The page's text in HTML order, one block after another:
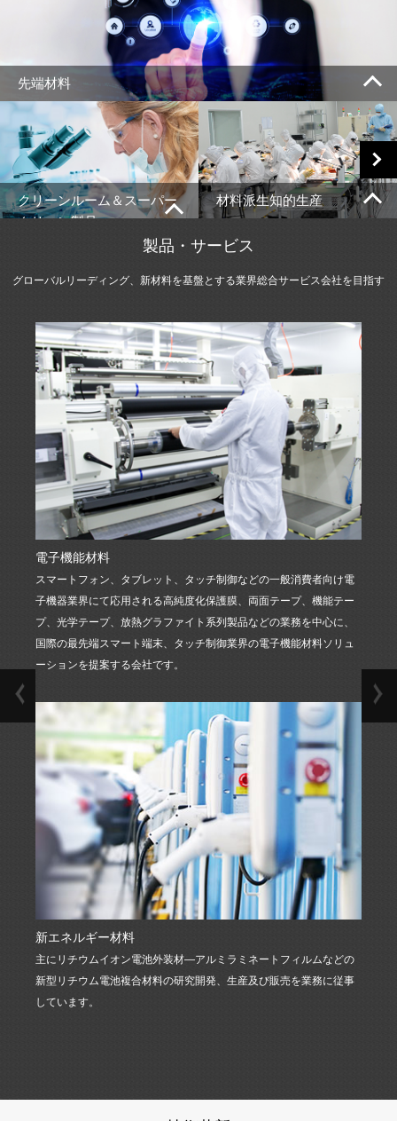
先端材料
電子機能材料（高純
度化保護膜、両面テ
ープ、機能テープ、
光学テープ、放熱グ
ラファイト系列製
包材-T&Tアルミラミ
光電子ディスプレイ
材料（ハイエンドデ
ィスプレイ材料、デ
ィスプレイ用光学薄
膜）、高性能繊維
（PBO超繊維、アラ
ミド繊維）を含む先
端材料製品の研究開
発、生産及び精密加
もっと見る
クリーンルーム＆スーパー
クリーン製品
電子/医薬/食品/科学イノ
イノベーション実験室シ
ステム工学の設計、施
工、保守とクリーンルー
ム/静電気除去製品の研
究、生産、販売、洗浄の
一体化サービス
もっと見る
材料派生知的生産
一般消費者向け電子機器
に機能性構造部材精密ダ
薬品包装/医療用プラスチ
ック消耗品/食品包装/日用
化学製品包装などの分野
のスマートモールディン
グ業務を提供する
もっと見る
製品・サービス
グローバルリーディング、新材料を基盤とする業界総合サービス会社を目指す
電子機能材料
スマートフォン、タブレット、タッチ制御などの一般消費者向け電
子機器業界にて応用される高純度化保護膜、両面テープ、機能テー
プ、光学テープ、放熱グラファイト系列製品などの業務を中心に、
国際の最先端スマート端末、タッチ制御業界の電子機能材料ソリュ
ーションを提案する会社です。
新エネルギー材料
主にリチウムイオン電池外装材―アルミラミネートフィルムなどの
新型リチウム電池複合材料の研究開発、生産及び販売を業務に従事
しています。